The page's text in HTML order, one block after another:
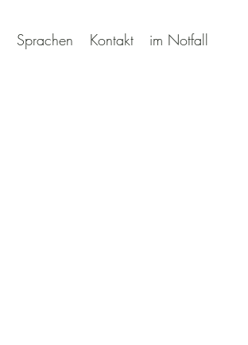
Sprachen Kontakt im Notfall